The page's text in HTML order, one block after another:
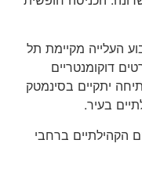
מקיימת תל
דוקומנטריים
יתקיים בסינמטק
בעיר.
הקהילתיים ברחבי